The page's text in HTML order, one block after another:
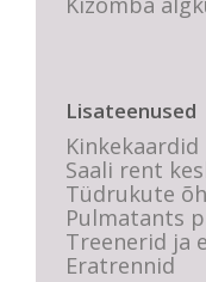
Lisateenused
Kinkekaardid
Saali rent
Tüdrukute
Pulmatants
Treenerid ja
Eratrennid